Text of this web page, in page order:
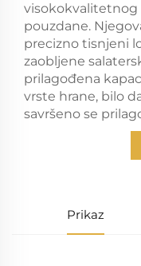
visokokvalitetnog
pouzdanе.
precizno tisnjeni
zaobljenе
prilagođena
vrste hrane, bilo
savršeno se
Prikaz